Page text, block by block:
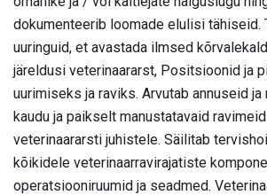
dokumenteerib loomade elulisi
uuringuid, et avastada ilmsed
järeldusi veterinaararst, Positsioonid ja
uurimiseks ja raviks. Arvutab annuseid ja
kaudu ja paikselt manustatavaid
veterinaararsti juhistele. Säilitab
kõikidele veterinaarravirajatiste
operatsiooniruumid ja seadmed.